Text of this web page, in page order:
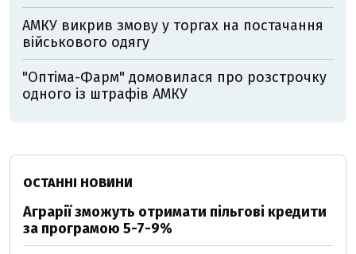
АМКУ викрив змову у торгах на постачання
військового одягу
"Оптіма-Фарм" домовилася про розстрочку
одного із штрафів АМКУ
ОСТАННІ НОВИНИ
Аграрії зможуть отримати пільгові кредити
за програмою 5-7-9%